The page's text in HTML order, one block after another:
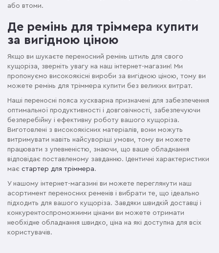
або втоми.
Де ремінь для тріммера купити
за вигідною ціною
Якщо ви шукаєте переносний ремінь штиль для свого
кущоріза, зверніть увагу на наш інтернет-магазин! Ми
пропонуємо високоякісні вироби за вигідною ціною, тому ви
можете ремінь для тріммера купити без великих витрат.
Наші переносні пояса хускварна призначені для забезпечення
оптимальної продуктивності і довговічності, забезпечуючи
безперебійну і ефективну роботу вашого кущоріза.
Виготовлені з високоякісних матеріалів, вони можуть
витримувати навіть найсуворіші умови, тому ви можете
працювати з упевненістю, знаючи, що ваше обладнання
відповідає поставленому завданню. Ідентичні характеристики
має стартер для тріммера.
У нашому інтернет-магазині ви можете переглянути наш
асортимент переносних ременів і вибрати те, що ідеально
підходить для вашого кущоріза. Завдяки швидкій доставці і
конкурентоспроможними цінами ви можете отримати
необхідне обладнання швидко, ціна на які доступна для всіх
користувачів.